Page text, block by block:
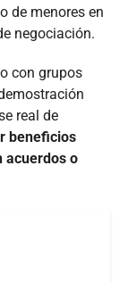
de menores en
negociación.
con grupos
real de
beneficios
acuerdos o